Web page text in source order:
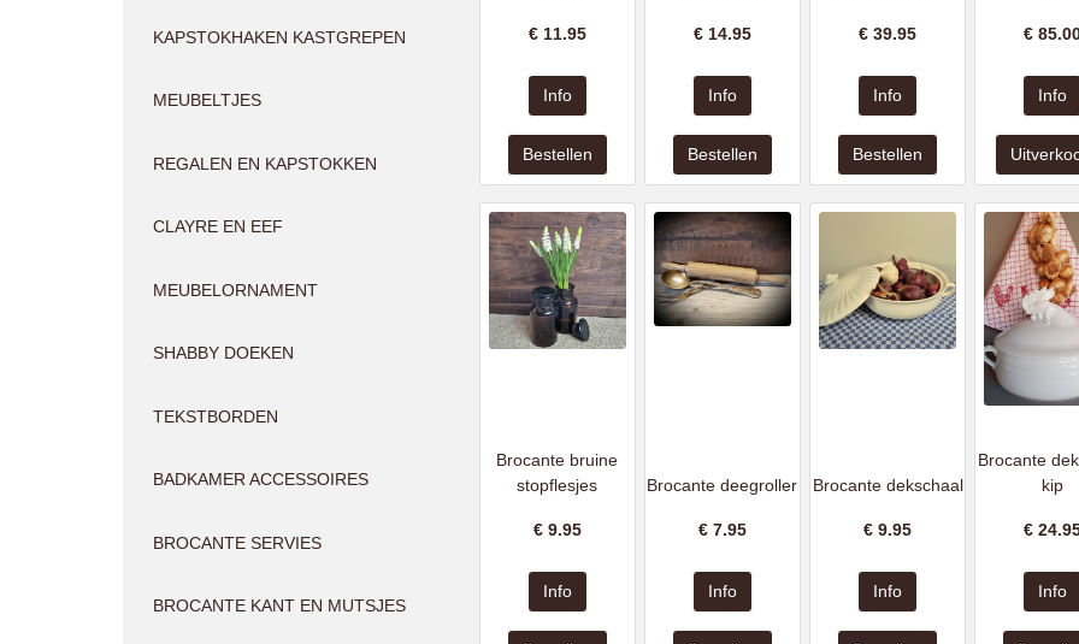
KAPSTOKHAKEN KASTGREPEN
MEUBELTJES
REGALEN EN KAPSTOKKEN
CLAYRE EN EEF
MEUBELORNAMENT
SHABBY DOEKEN
TEKSTBORDEN
BADKAMER ACCESSOIRES
BROCANTE SERVIES
BROCANTE KANT EN MUTSJES
€ 11.95 € 14.95 €39.95 €
Brocante bruine
stopflesjes
€ 9.95
Brocante deegroller
€ 7.95
Brocante dekschaal
€9.95
Brocante
kip
€